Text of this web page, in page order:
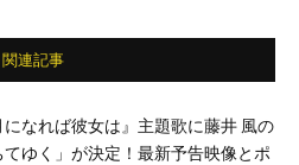
関連記事
なれば彼女は』主題歌に藤井 風の
てゆく」が決定！最新予告映像とポ